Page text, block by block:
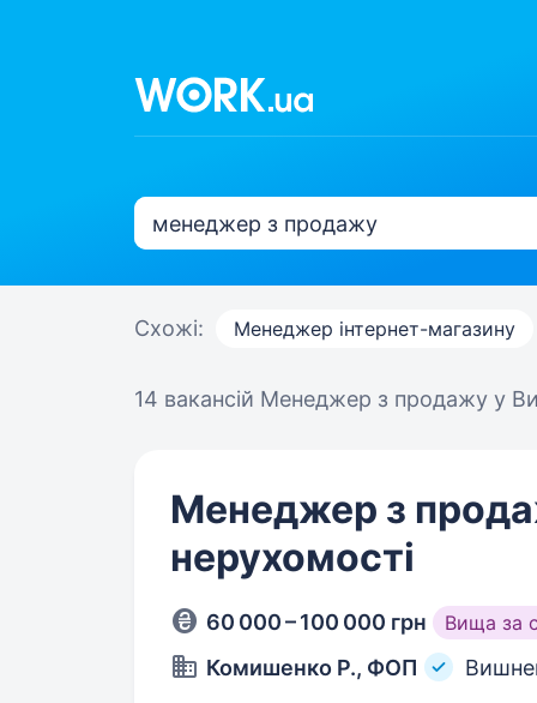
Схожі: Менеджер інтернет-магазину
14 вакансій Менеджер з продажу у
Менеджер з
нерухомості
60 000 – 100 000 грн Вища за
Комишенко Р., ФОП